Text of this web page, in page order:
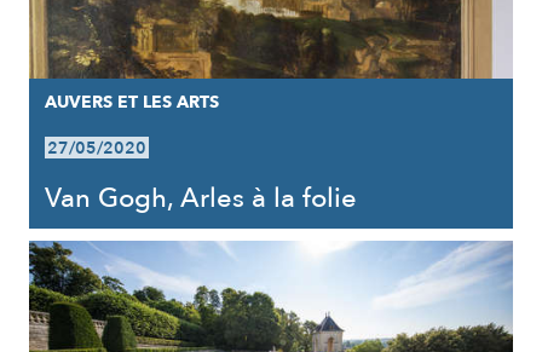
AUVERS ET LES ARTS
27/05/2020
Van Gogh, Arles à la folie